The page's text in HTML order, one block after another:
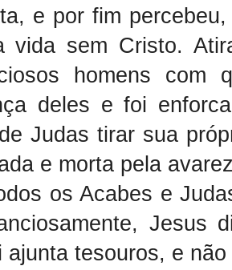
e por fim
vida sem Cristo.
homens com
deles e foi
Judas tirar sua
e morta pela
os Acabes e
Jesus
ajunta tesouros, e